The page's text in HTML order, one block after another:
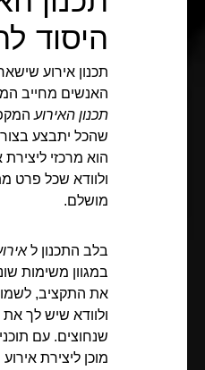
היסוד
תכנון אירוע
האנשים מחייב
תכנון האירוע
שהכל יתבצע
הוא מרכזי ליצירת
ולוודא שכל פרט
מושלם.
בלב התכנון ל
במגוון משימות
את התקציב,
ולוודא שיש לך
שנחוצים. עם
מוכן ליצירת